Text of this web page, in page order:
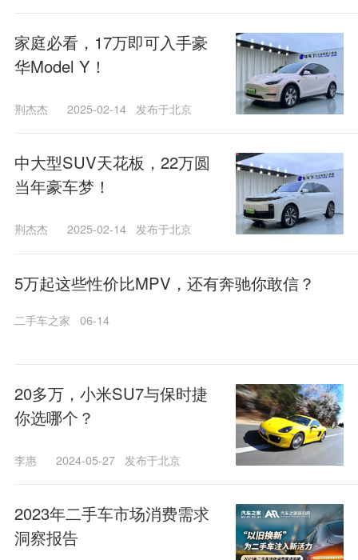
家庭必看，17万即可入手豪
华Model Y！
荆杰杰 2025-02-14 发布于北京
中大型SUV天花板，22万圆
当年豪车梦！
荆杰杰 2025-02-14 发布于北京
5万起这些性价比MPV，还有奔驰你敢信？
二手车之家 06-14
20多万，小米SU7与保时捷
你选哪个？
李惠 2024-05-27 发布于北京
2023年二手车市场消费需求
洞察报告